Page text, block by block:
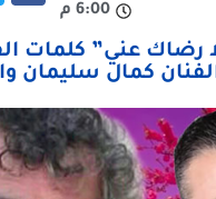
6:00 م
رضاك عني” كلمات
كمال سليمان